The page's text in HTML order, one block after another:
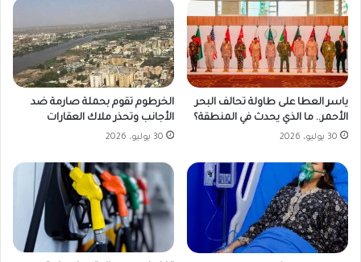
ياسر العطا على طاولة تحالف البحر
الأحمر.. ما الذي يحدث في المنطقة؟
30 يوليو، 2026
الخرطوم تقوم بحملة صارمة ضد
الأجانب وتحذر ملاك العقارات
30 يوليو، 2026